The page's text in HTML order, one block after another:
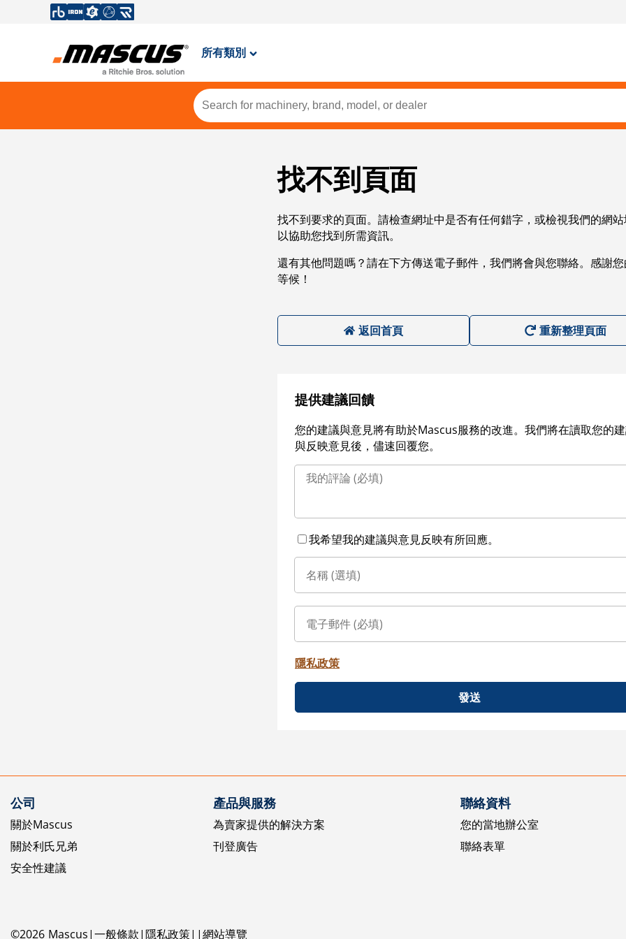
所有類別
找不到頁面
找不到要求的頁面。請檢查網址中是否有任何錯字，或檢視我們的網
以協助您找到所需資訊。
還有其他問題嗎？請在下方傳送電子郵件，我們將會與您聯絡。感謝
等候！
返回首頁 重新整理頁面
提供建議回饋
您的建議與意見將有助於Mascus服務的改進。我們將在讀取您的
與反映意見後，儘速回覆您。
我希望我的建議與意見反映有所回應。
隱私政策
發送
公司
關於Mascus
關於利氏兄弟
安全性建議
產品與服務
為賣家提供的解決方案
刊登廣告
聯絡資料
您的當地辦公室
聯絡表單
©2026 Mascus 一般條款 隱私政策 網站導覽